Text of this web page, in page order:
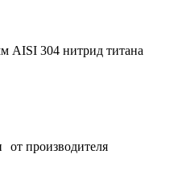
AISI 304 нитрид титана
производителя